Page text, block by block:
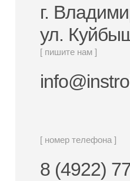
г.
ул.
[ пишите нам ]
[ номер телефона ]
8 (4922)